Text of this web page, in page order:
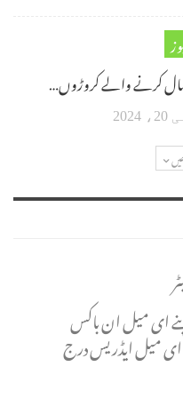
کرنے والے کروڑوں…
ای میل ان باکس
ای میل ایڈریس درج